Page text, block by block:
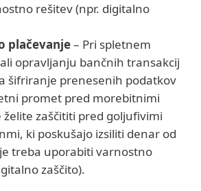
rešitev (npr. digitalno
plačevanje– Pri spletnem
opravljanju bančnih transakcij
šifriranje prenesenih podatkov
promet pred morebitnimi
želite zaščititi pred goljufivimi
ki poskušajo izsiliti denar od
treba uporabiti varnostno
zaščito).